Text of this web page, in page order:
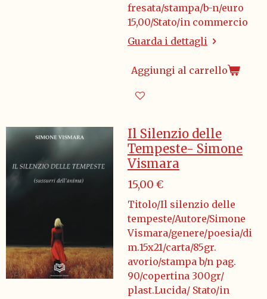
fresata/stampa/b-n/euro
15,00/Stato/in commercio
Guarda i dettagli
Aggiungi al carrello
Il Silenzio delle
Tempeste- Simone
Vismara
15,00 €
Titolo/Il silenzio delle
tempeste/Autore/Simone
Vismara/genere/poesia/di
m.15x21/carta/85gr.
avorio/stampa b/n pag.
90/copertina 300gr/
plast.Lucida/ Stato/in